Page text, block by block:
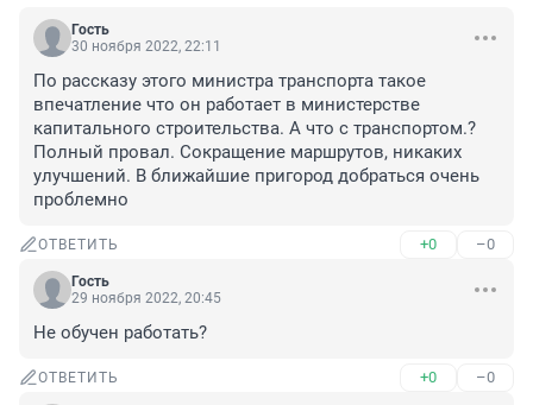
Гость
30 ноября 2022, 22:11
По рассказу этого министра транспорта такое
впечатление что он работает в министерстве
капитального строительства. А что с транспортом.?
Полный провал. Сокращение маршрутов, никаких
улучшений. В ближайшие пригород добраться очень
проблемно
ОТВЕТИТЬ +0 –0
Гость
29 ноября 2022, 20:45
Не обучен работать?
ОТВЕТИТЬ +0 –0